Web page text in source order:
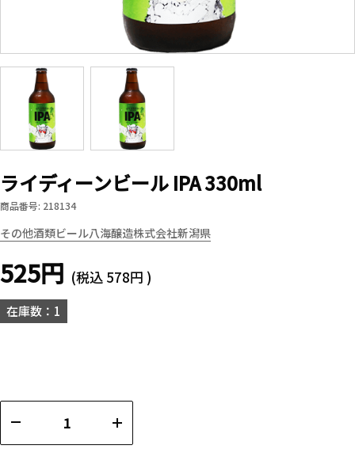
ライディーンビール IPA 330ml
商品番号: 218134
その他酒類ビール八海醸造株式会社新潟県
525円 (税込 578円 )
在庫数：1